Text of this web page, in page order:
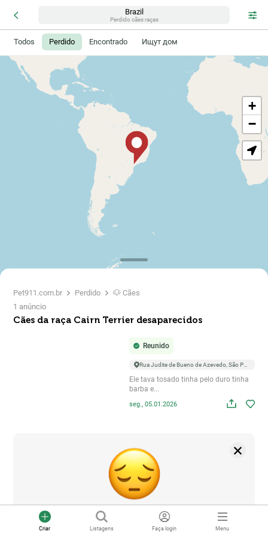
Criar Listagens Faça login Menu
Brazil
Perdido cães raças
Todos Perdido Encontrado Ищут дом
Pet911.com.br Perdido
🐶 Cães
1 anúncio
Cães da raça Cairn Terrier desaparecidos
Reunido
Rua Judite de Bueno de Azevedo, São Paulo
Ele tava tosado tinha pelo duro tinha
barba e...
seg., 05.01.2026
Você não encontra o seu animal de estimação?
+
−